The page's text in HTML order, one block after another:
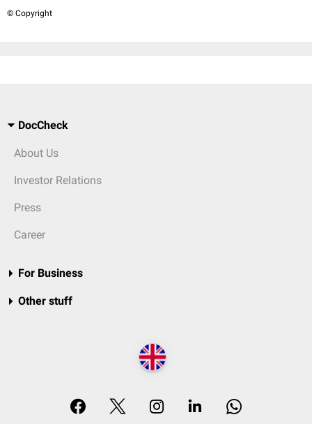
© Copyright
DocCheck
About Us
Investor Relations
Press
Career
For Business
Other stuff